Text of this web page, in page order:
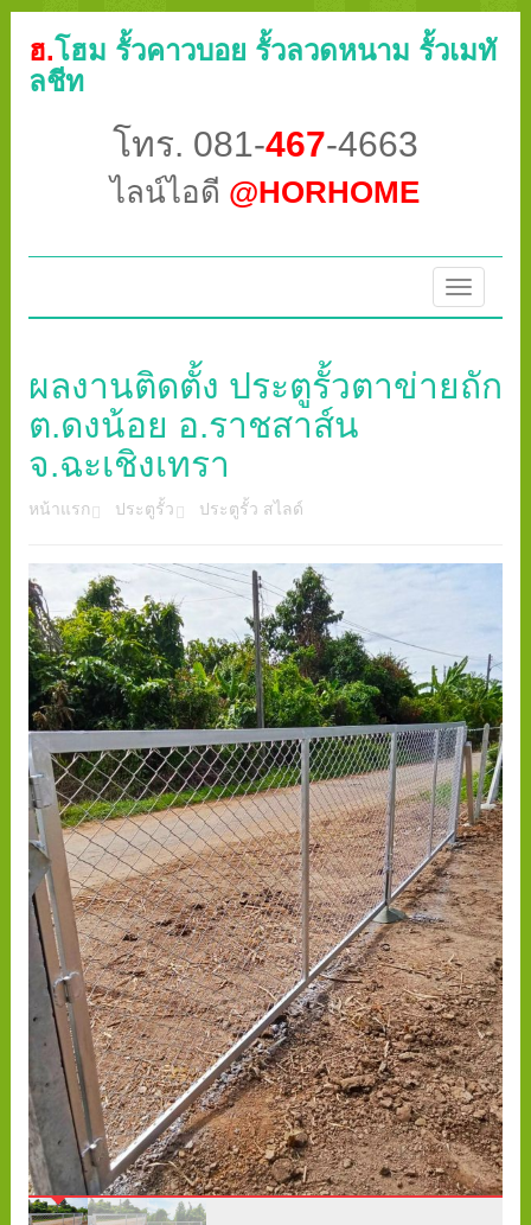
ฮ.โฮม รั้วคาวบอย รั้วลวดหนาม รั้วเมทั
ลชีท
โทร. 081-467-4663
ไลน์ไอดี @HORHOME
Toggle
ผลงานติดตั้ง ประตูรั้วตาข่ายถัก
ต.ดงน้อย อ.ราชสาส์น
จ.ฉะเชิงเทรา
หน้าแรก ประตูรั้ว ประตูรั้ว สไลด์